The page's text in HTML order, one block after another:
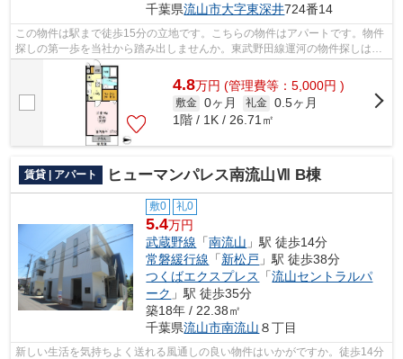
千葉県流山市大字東深井724番14
この物件は駅まで徒歩15分の立地です。こちらの物件はアパートです。物件
探しの第一歩を当社から踏み出しませんか。東武野田線運河の物件探しはア
パートマンション館 柏店にお任せ。...
4.8万円 (管理費等：5,000円 )
敷金 0ヶ月 礼金 0.5ヶ月
1階 / 1K / 26.71㎡
賃貸 | アパート ヒューマンパレス南流山Ⅶ B棟
敷0 礼0
5.4万円
武蔵野線 「南流山 」駅 徒歩14分
常磐緩行線 「新松戸 」駅 徒歩38分
つくばエクスプレス
「流山セントラルパ
ーク 」駅 徒歩35分
築18年 / 22.38㎡
千葉県流山市南流山 ８丁目
新しい生活を気持ちよく送れる風通しの良い物件はいかがですか。徒歩14分